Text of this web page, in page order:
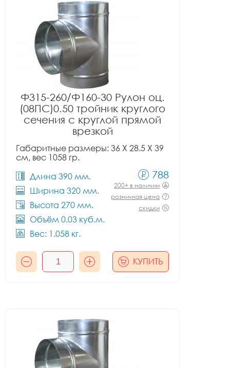
Ф315-260/Ф160-30 Рулон оц.
(08ПС)0.50 тройник круглого
сечения с круглой прямой
врезкой
Габаритные размеры: 36 X 28.5 X 39
см, вес 1058 гр.
Длина 390 мм.
Ширина 320 мм.
Высота 270 мм.
Объём 0.03 куб.м.
Вес: 1.058 кг.
788
200+ в наличии
розничная цена
скидки
КУПИТЬ